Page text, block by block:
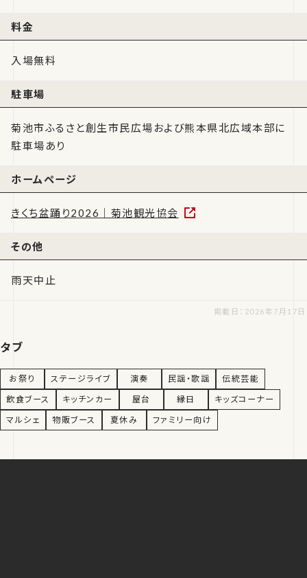
料金
入場無料
駐車場
菊池市ふるさと創生市民広場および熊本県北広域本部に
駐車場あり
ホームページ
きくち盆踊り2026｜菊池観光協会
その他
雨天中止
掲載日：2026年7月17日
タブ
お祭り ステージライブ 演奏 民謡・歌謡
伝統芸能
飲食ブース
キッチンカー 屋台 縁日
キッズコーナー
マルシェ
物販ブース 夏休み ファミリー向け